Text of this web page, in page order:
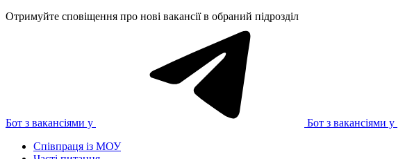
Отримуйте сповіщення про нові вакансії в обраний підрозділ
Бот з вакансіями у
Бот з вакансіями у
Співпраця із МОУ